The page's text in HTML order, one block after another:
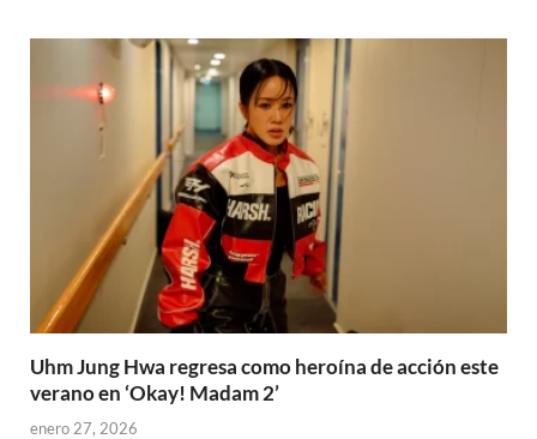
Uhm Jung Hwa regresa como heroína de acción este
verano en ‘Okay! Madam 2’
enero 27, 2026